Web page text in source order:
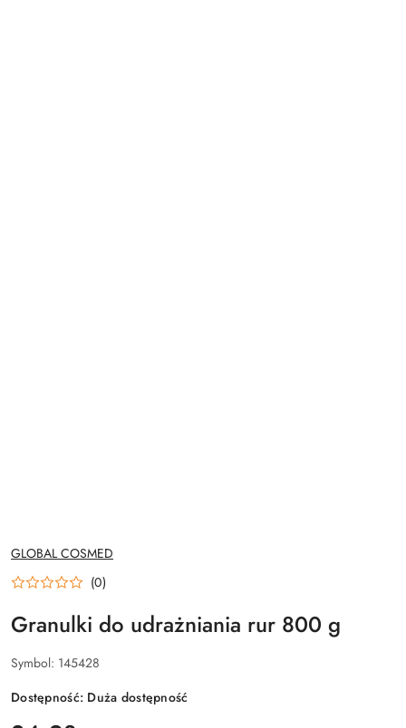
NAZWA
PRODUCENTA:
GLOBAL COSMED
(0)
Granulki do udrażniania rur 800 g
Symbol: 145428
Dostępność: Duża dostępność